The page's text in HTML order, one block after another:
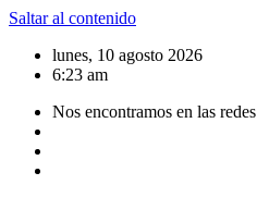
Saltar al contenido
lunes, 10 agosto 2026
6:23 am
Nos encontramos en las redes